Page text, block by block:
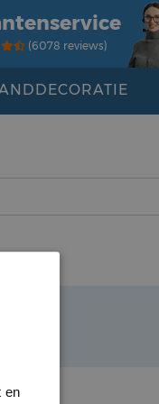
(6078 reviews)
en